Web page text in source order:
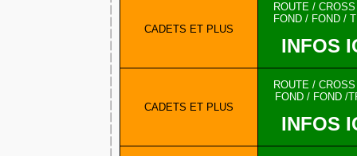
CADETS ET PLUS
ROUTE /
FOND / FOND /
INFOS
CADETS ET PLUS
ROUTE /
FOND / FOND /
INFOS